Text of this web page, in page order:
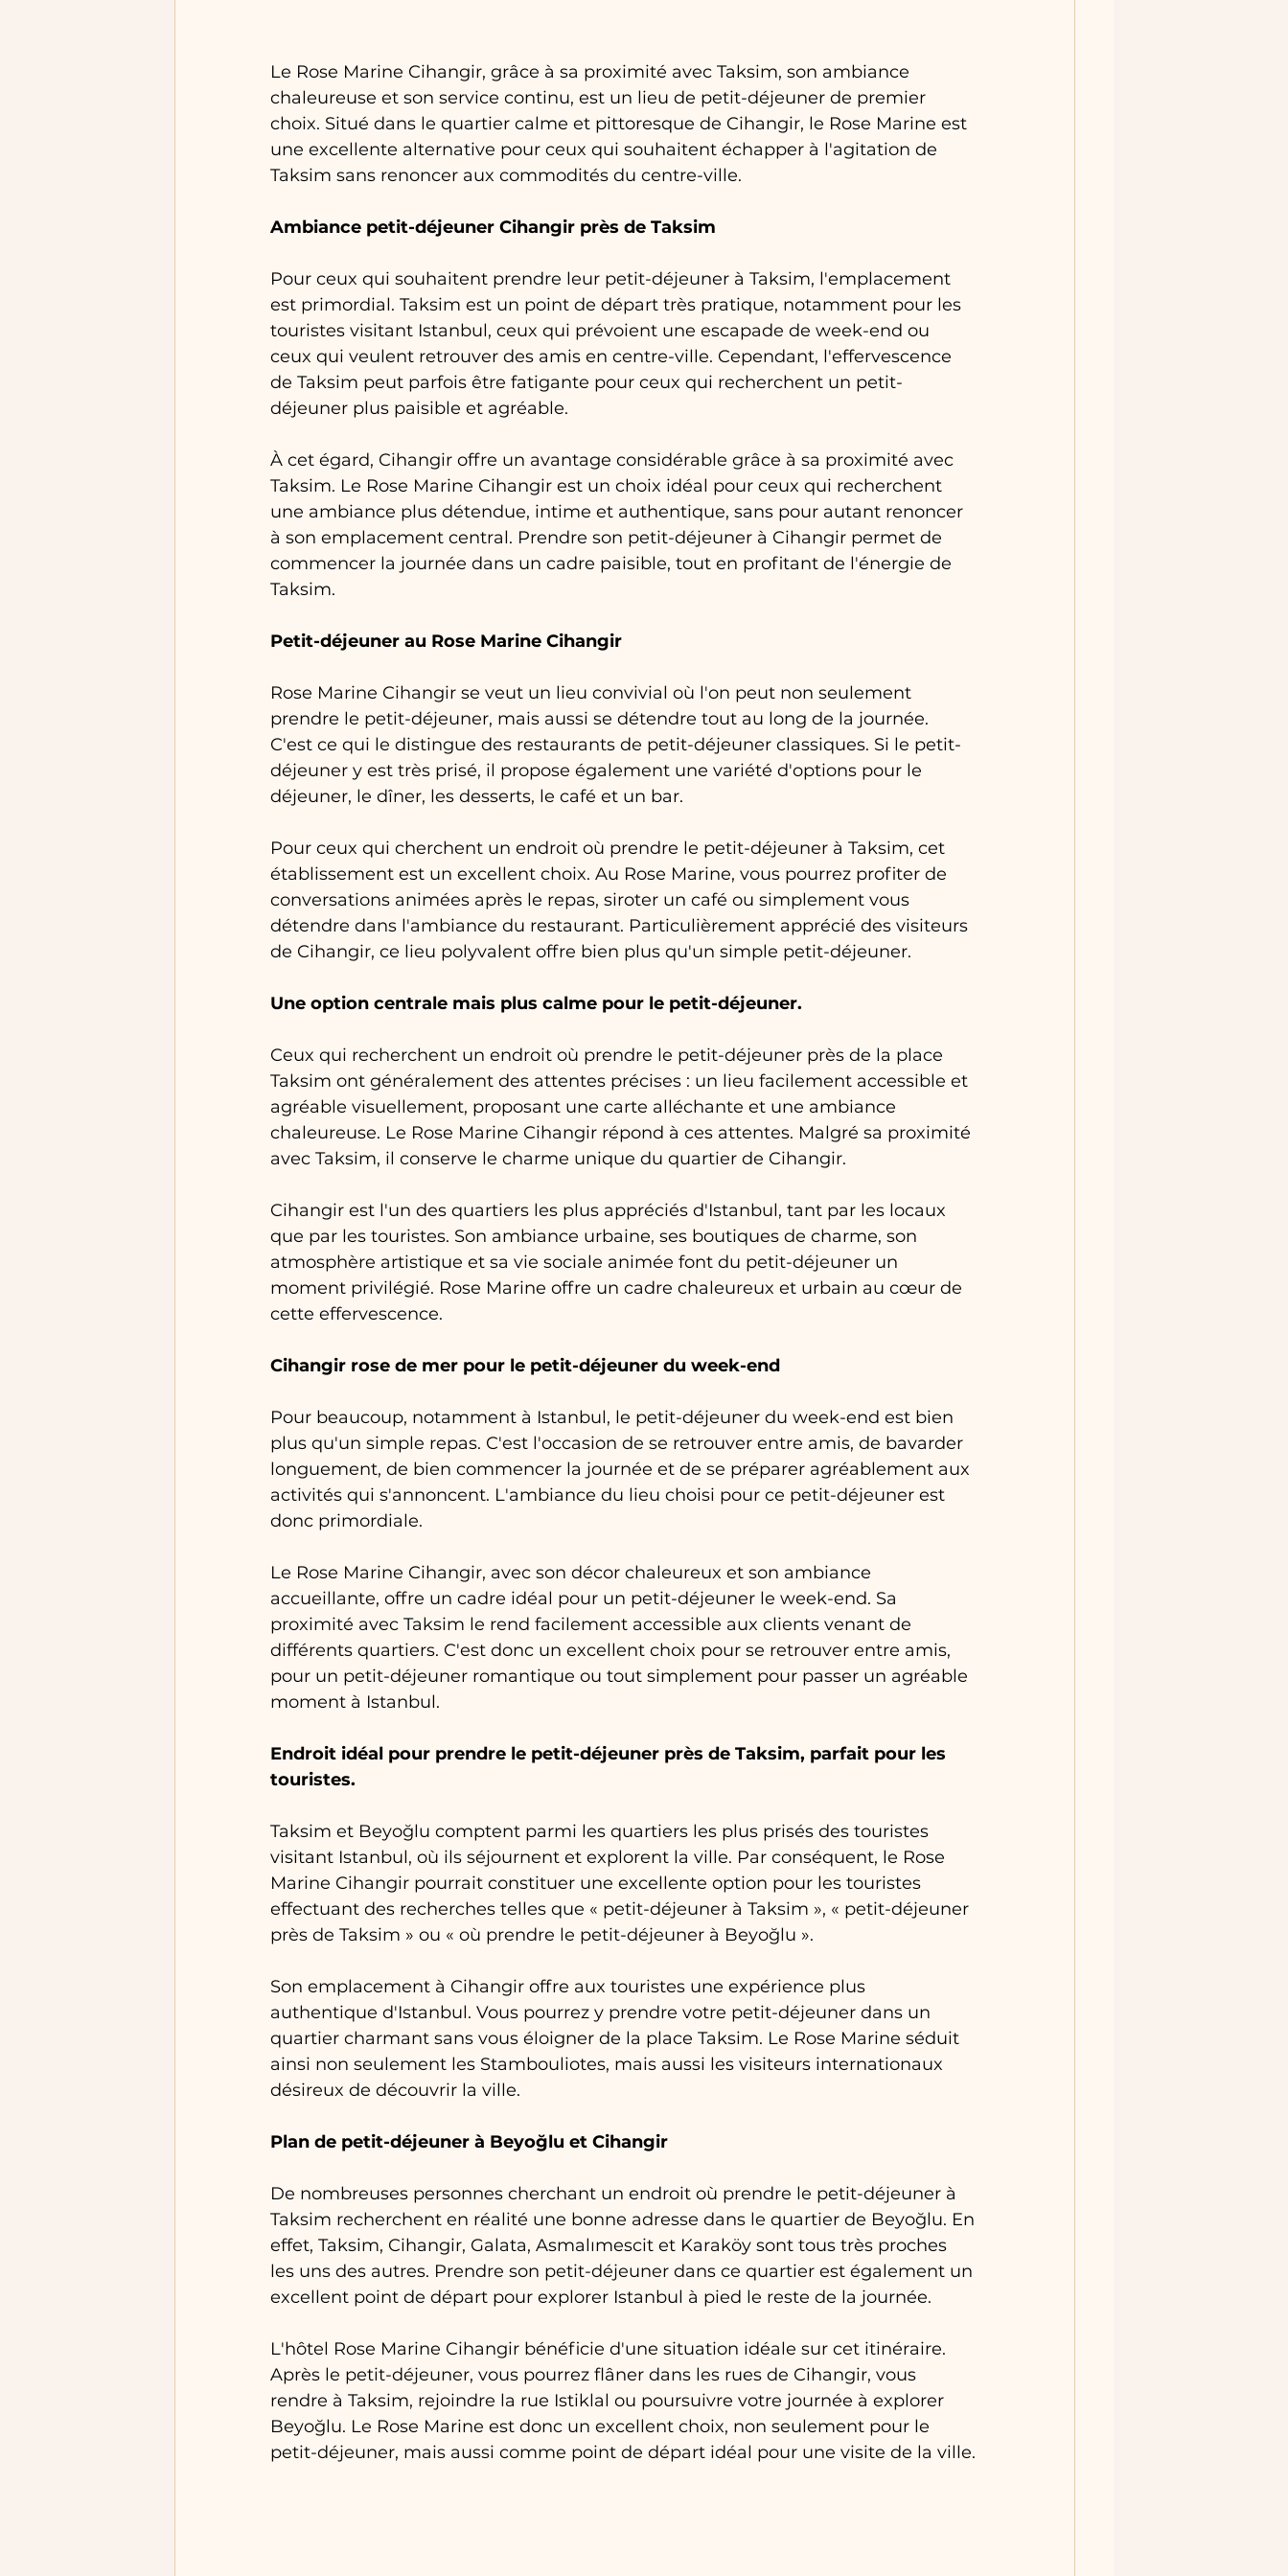
Le Rose Marine Cihangir, grâce à sa proximité avec Taksim, son ambiance
chaleureuse et son service continu, est un lieu de petit-déjeuner de premier
choix. Situé dans le quartier calme et pittoresque de Cihangir, le Rose Marine est
une excellente alternative pour ceux qui souhaitent échapper à l'agitation de
Taksim sans renoncer aux commodités du centre-ville.
Ambiance petit-déjeuner Cihangir près de Taksim
Pour ceux qui souhaitent prendre leur petit-déjeuner à Taksim, l'emplacement
est primordial. Taksim est un point de départ très pratique, notamment pour les
touristes visitant Istanbul, ceux qui prévoient une escapade de week-end ou
ceux qui veulent retrouver des amis en centre-ville. Cependant, l'effervescence
de Taksim peut parfois être fatigante pour ceux qui recherchent un petit-
déjeuner plus paisible et agréable.
À cet égard, Cihangir offre un avantage considérable grâce à sa proximité avec
Taksim. Le Rose Marine Cihangir est un choix idéal pour ceux qui recherchent
une ambiance plus détendue, intime et authentique, sans pour autant renoncer
à son emplacement central. Prendre son petit-déjeuner à Cihangir permet de
commencer la journée dans un cadre paisible, tout en profitant de l'énergie de
Taksim.
Petit-déjeuner au Rose Marine Cihangir
Rose Marine Cihangir se veut un lieu convivial où l'on peut non seulement
prendre le petit-déjeuner, mais aussi se détendre tout au long de la journée.
C'est ce qui le distingue des restaurants de petit-déjeuner classiques. Si le petit-
déjeuner y est très prisé, il propose également une variété d'options pour le
déjeuner, le dîner, les desserts, le café et un bar.
Pour ceux qui cherchent un endroit où prendre le petit-déjeuner à Taksim, cet
établissement est un excellent choix. Au Rose Marine, vous pourrez profiter de
conversations animées après le repas, siroter un café ou simplement vous
détendre dans l'ambiance du restaurant. Particulièrement apprécié des visiteurs
de Cihangir, ce lieu polyvalent offre bien plus qu'un simple petit-déjeuner.
Une option centrale mais plus calme pour le petit-déjeuner.
Ceux qui recherchent un endroit où prendre le petit-déjeuner près de la place
Taksim ont généralement des attentes précises : un lieu facilement accessible et
agréable visuellement, proposant une carte alléchante et une ambiance
chaleureuse. Le Rose Marine Cihangir répond à ces attentes. Malgré sa proximité
avec Taksim, il conserve le charme unique du quartier de Cihangir.
Cihangir est l'un des quartiers les plus appréciés d'Istanbul, tant par les locaux
que par les touristes. Son ambiance urbaine, ses boutiques de charme, son
atmosphère artistique et sa vie sociale animée font du petit-déjeuner un
moment privilégié. Rose Marine offre un cadre chaleureux et urbain au cœur de
cette effervescence.
Cihangir rose de mer pour le petit-déjeuner du week-end
Pour beaucoup, notamment à Istanbul, le petit-déjeuner du week-end est bien
plus qu'un simple repas. C'est l'occasion de se retrouver entre amis, de bavarder
longuement, de bien commencer la journée et de se préparer agréablement aux
activités qui s'annoncent. L'ambiance du lieu choisi pour ce petit-déjeuner est
donc primordiale.
Le Rose Marine Cihangir, avec son décor chaleureux et son ambiance
accueillante, offre un cadre idéal pour un petit-déjeuner le week-end. Sa
proximité avec Taksim le rend facilement accessible aux clients venant de
différents quartiers. C'est donc un excellent choix pour se retrouver entre amis,
pour un petit-déjeuner romantique ou tout simplement pour passer un agréable
moment à Istanbul.
Endroit idéal pour prendre le petit-déjeuner près de Taksim, parfait pour les
touristes.
Taksim et Beyoğlu comptent parmi les quartiers les plus prisés des touristes
visitant Istanbul, où ils séjournent et explorent la ville. Par conséquent, le Rose
Marine Cihangir pourrait constituer une excellente option pour les touristes
effectuant des recherches telles que « petit-déjeuner à Taksim », « petit-déjeuner
près de Taksim » ou « où prendre le petit-déjeuner à Beyoğlu ».
Son emplacement à Cihangir offre aux touristes une expérience plus
authentique d'Istanbul. Vous pourrez y prendre votre petit-déjeuner dans un
quartier charmant sans vous éloigner de la place Taksim. Le Rose Marine séduit
ainsi non seulement les Stambouliotes, mais aussi les visiteurs internationaux
désireux de découvrir la ville.
Plan de petit-déjeuner à Beyoğlu et Cihangir
De nombreuses personnes cherchant un endroit où prendre le petit-déjeuner à
Taksim recherchent en réalité une bonne adresse dans le quartier de Beyoğlu. En
effet, Taksim, Cihangir, Galata, Asmalımescit et Karaköy sont tous très proches
les uns des autres. Prendre son petit-déjeuner dans ce quartier est également un
excellent point de départ pour explorer Istanbul à pied le reste de la journée.
L'hôtel Rose Marine Cihangir bénéficie d'une situation idéale sur cet itinéraire.
Après le petit-déjeuner, vous pourrez flâner dans les rues de Cihangir, vous
rendre à Taksim, rejoindre la rue Istiklal ou poursuivre votre journée à explorer
Beyoğlu. Le Rose Marine est donc un excellent choix, non seulement pour le
petit-déjeuner, mais aussi comme point de départ idéal pour une visite de la ville.